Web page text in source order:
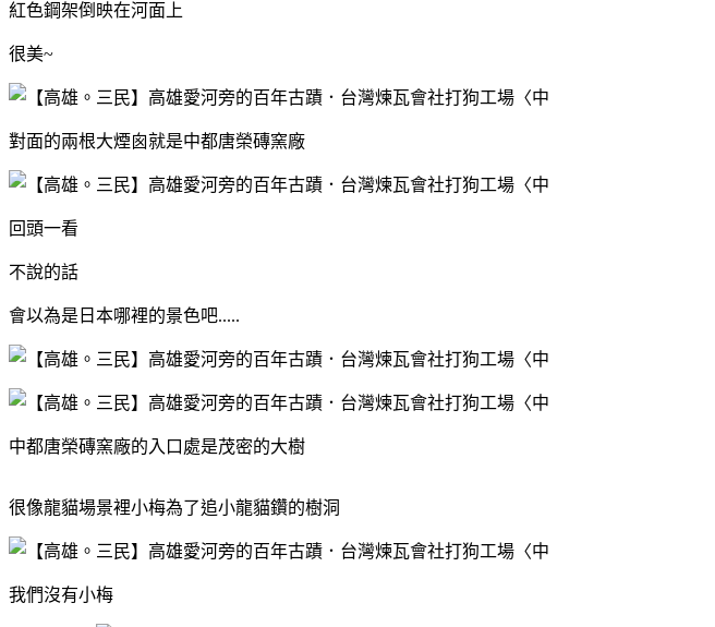
紅色鋼架倒映在河面上
很美~
對面的兩根大煙囪就是中都唐榮磚窯廠
回頭一看
不說的話
會以為是日本哪裡的景色吧.....
中都唐榮磚窯廠的入口處是茂密的大樹
很像龍貓場景裡小梅為了追小龍貓鑽的樹洞
我們沒有小梅